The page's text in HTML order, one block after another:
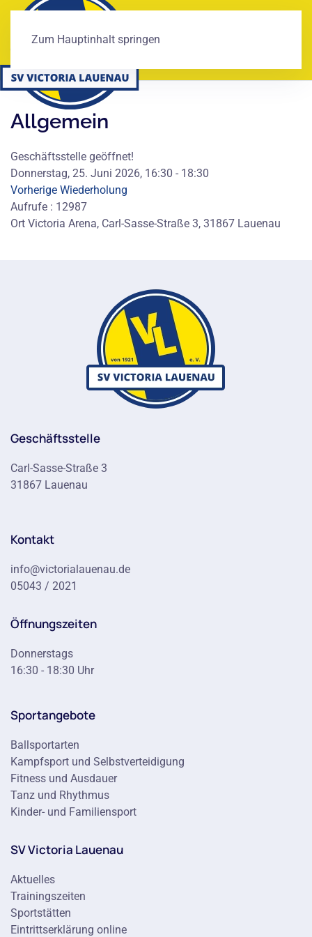
Zum Hauptinhalt springen
Allgemein
Geschäftsstelle geöffnet!
Donnerstag, 25. Juni 2026, 16:30 - 18:30
Vorherige Wiederholung
Aufrufe : 12987
Ort Victoria Arena, Carl-Sasse-Straße 3, 31867 Lauenau
Geschäftsstelle
Carl-Sasse-Straße 3
31867 Lauenau
Kontakt
info@victorialauenau.de
05043 / 2021
Öffnungszeiten
Donnerstags
16:30 - 18:30 Uhr
Sportangebote
Ballsportarten
Kampfsport und Selbstverteidigung
Fitness und Ausdauer
Tanz und Rhythmus
Kinder- und Familiensport
SV Victoria Lauenau
Aktuelles
Trainingszeiten
Sportstätten
Eintrittserklärung online